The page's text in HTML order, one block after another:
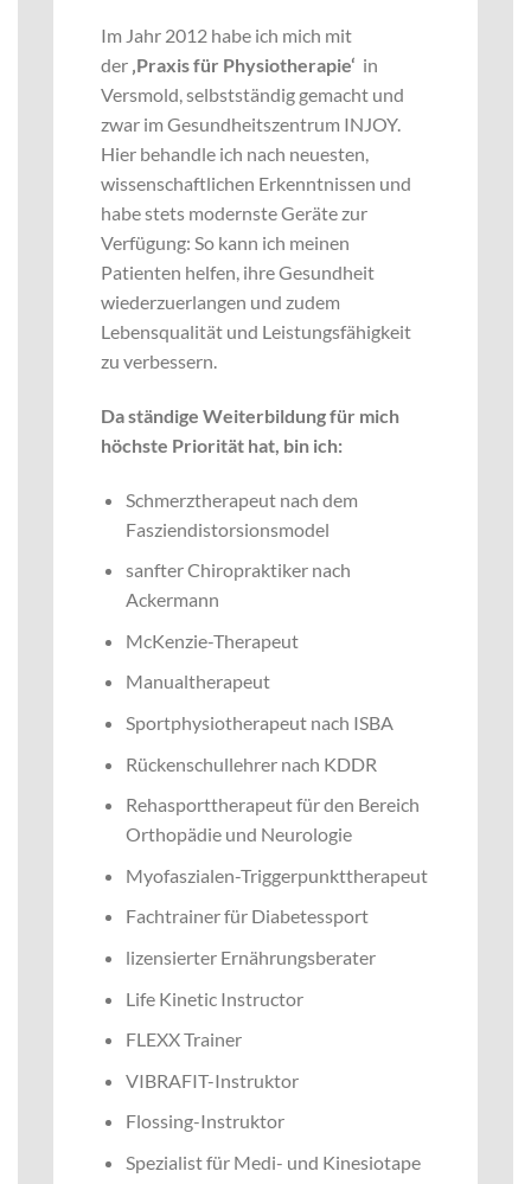
Im Jahr 2012 habe ich mich mit
der ‚Praxis für Physiotherapie‘ in
Versmold, selbstständig gemacht und
zwar im Gesundheitszentrum INJOY.
Hier behandle ich nach neuesten,
wissenschaftlichen Erkenntnissen und
habe stets modernste Geräte zur
Verfügung: So kann ich meinen
Patienten helfen, ihre Gesundheit
wiederzuerlangen und zudem
Lebensqualität und Leistungsfähigkeit
zu verbessern.
Da ständige Weiterbildung für mich
höchste Priorität hat, bin ich:
Schmerztherapeut nach dem
Fasziendistorsionsmodel
sanfter Chiropraktiker nach
Ackermann
McKenzie-Therapeut
Manualtherapeut
Sportphysiotherapeut nach ISBA
Rückenschullehrer nach KDDR
Rehasporttherapeut für den Bereich
Orthopädie und Neurologie
Myofaszialen-Triggerpunkttherapeut
Fachtrainer für Diabetessport
lizensierter Ernährungsberater
Life Kinetic Instructor
FLEXX Trainer
VIBRAFIT-Instruktor
Flossing-Instruktor
Spezialist für Medi- und Kinesiotape